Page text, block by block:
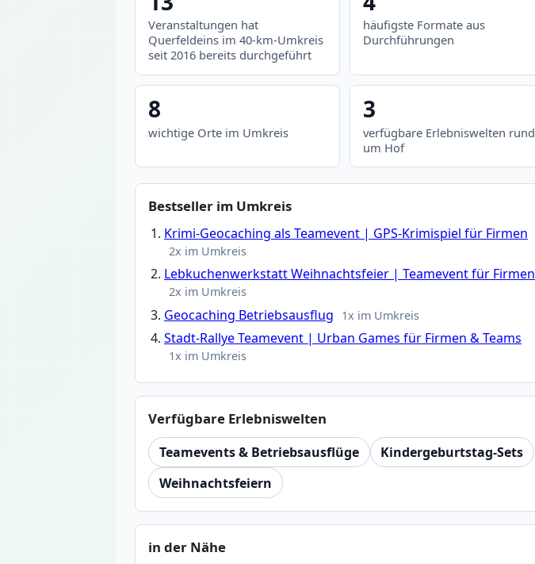
Veranstaltungen hat
Querfeldeins im 40-km-Umkreis
seit 2016 bereits durchgeführt
häufigste Formate aus
Durchführungen
8
wichtige Orte im Umkreis
3
verfügbare Erlebniswelten rund
um Hof
Bestseller im Umkreis
Krimi-Geocaching als Teamevent | GPS-Krimispiel für Firmen
2x im Umkreis
Lebkuchenwerkstatt Weihnachtsfeier | Teamevent für Firmen
2x im Umkreis
Geocaching Betriebsausflug 1x im Umkreis
Stadt-Rallye Teamevent | Urban Games für Firmen & Teams
1x im Umkreis
Verfügbare Erlebniswelten
Teamevents & Betriebsausflüge
Kindergeburtstag-Sets
Weihnachtsfeiern
in der Nähe